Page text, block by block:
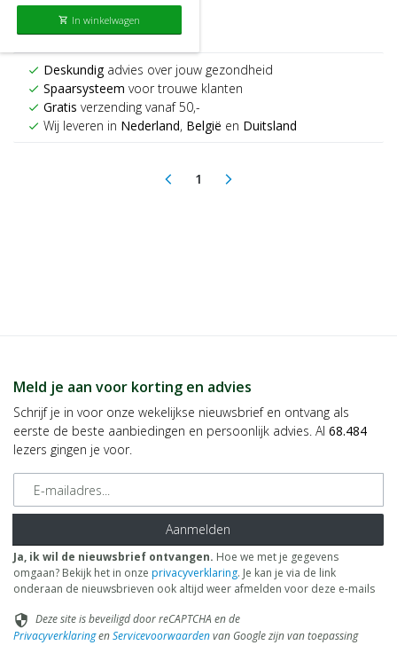
shopping_cart In winkelwagen
check Deskundigadvies over jouw gezondheid
check Spaarsysteem voor trouwe klanten
check Gratis verzending vanaf 50,-
check Wij leveren in Nederland, België en Duitsland
arrow_back_ios 1(current)
arrow_forward_ios
Meld je aan voor korting en advies
Schrijf je in voor onze wekelijkse nieuwsbrief en ontvang als
eerste de beste aanbiedingen en persoonlijk advies. Al 68.484
lezers gingen je voor.
E-mailadres
Aanmelden
Ja, ik wil de nieuwsbrief ontvangen. Hoe we met je gegevens
omgaan? Bekijk het in onze privacyverklaring. Je kan je via de link
onderaan de nieuwsbrieven ook altijd weer afmelden voor deze e-mails
security Deze site is beveiligd door reCAPTCHA en de
PrivacyverklaringenServicevoorwaardenvan Google zijn van toepassing